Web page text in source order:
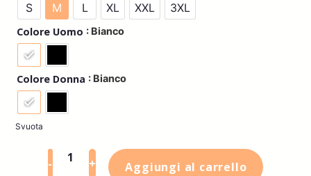
S M L XL XXL 3XL
Colore Uomo : Bianco
Colore Donna : Bianco
Svuota
- + Aggiungi al carrello